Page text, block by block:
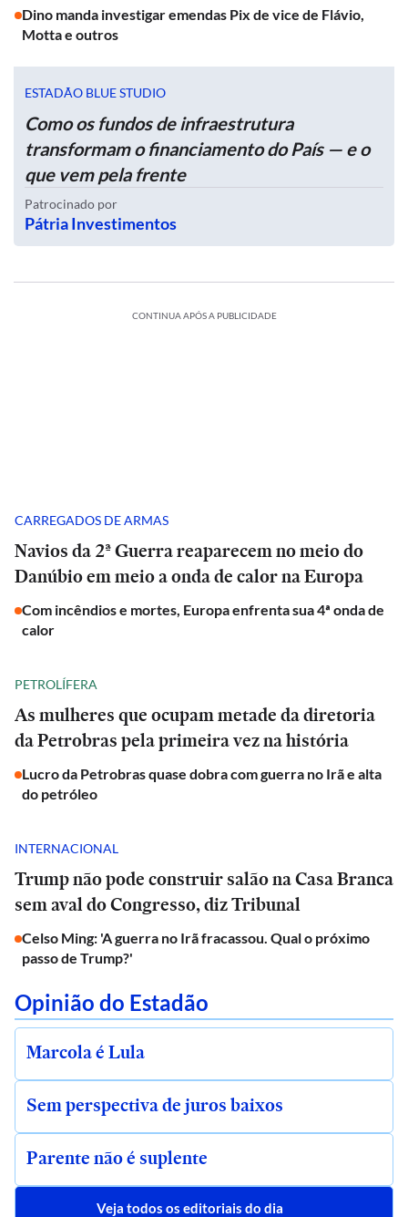
Dino manda investigar emendas Pix de vice de Flávio,
Motta e outros
ESTADÃO BLUE STUDIO
Como os fundos de infraestrutura
transformam o financiamento do País — e o
que vem pela frente
Patrocinado por
Pátria Investimentos
CONTINUA APÓS A PUBLICIDADE
CARREGADOS DE ARMAS
Navios da 2ª Guerra reaparecem no meio do
Danúbio em meio a onda de calor na Europa
Com incêndios e mortes, Europa enfrenta sua 4ª onda de
calor
PETROLÍFERA
As mulheres que ocupam metade da diretoria
da Petrobras pela primeira vez na história
Lucro da Petrobras quase dobra com guerra no Irã e alta
do petróleo
INTERNACIONAL
Trump não pode construir salão na Casa Branca
sem aval do Congresso, diz Tribunal
Celso Ming: 'A guerra no Irã fracassou. Qual o próximo
passo de Trump?'
Opinião do Estadão
Marcola é Lula
Sem perspectiva de juros baixos
Parente não é suplente
Veja todos os editoriais do dia